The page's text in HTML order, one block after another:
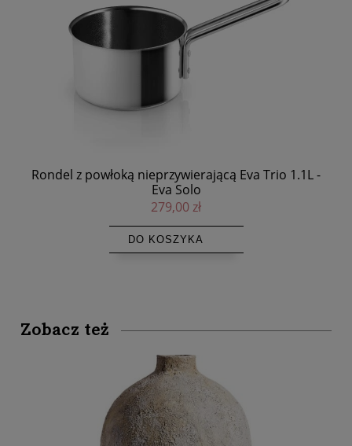
Forma silikonowa do pralin 3D Winterball Ø2,7 cm -
Silikomart
55,00 zł
DO KOSZYKA
Zobacz też